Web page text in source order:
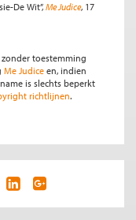
De Wit”,Me Judice, 17
toestemming
Me Judice en, indien
is slechts beperkt
richtlijnen.